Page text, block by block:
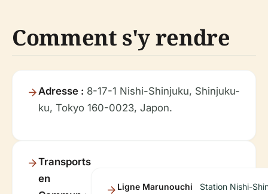
Comment s'y rendre
Adresse : 8-17-1 Nishi-Shinjuku, Shinjuku-
ku, Tokyo 160-0023, Japon.
Transports
en
Ligne Marunouchi
Station Nishi-